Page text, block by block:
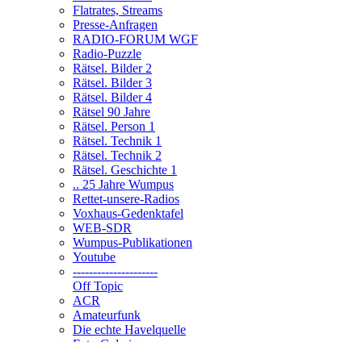
Flatrates, Streams
Presse-Anfragen
RADIO-FORUM WGF
Radio-Puzzle
Rätsel. Bilder 2
Rätsel. Bilder 3
Rätsel. Bilder 4
Rätsel 90 Jahre
Rätsel. Person 1
Rätsel. Technik 1
Rätsel. Technik 2
Rätsel. Geschichte 1
.. 25 Jahre Wumpus
Rettet-unsere-Radios
Voxhaus-Gedenktafel
WEB-SDR
Wumpus-Publikationen
Youtube
---------------------
Off Topic
ACR
Amateurfunk
Die echte Havelquelle